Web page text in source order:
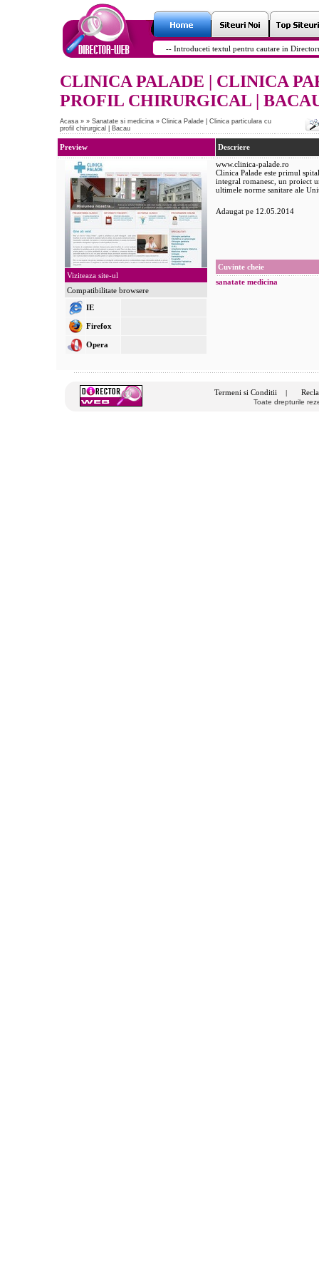
CLINICA PALADE | CLINICA
PROFIL CHIRURGICAL |
Acasa » » Sanatate si medicina » Clinica Palade | Clinica particulara cu
profil chirurgical | Bacau
Preview
Viziteaza site-ul
Compatibilitate browsere
IE
Firefox
Opera
Descriere
www.clinica-palade.ro
Clinica Palade este primul
integral romanesc, un proiect
ultimele norme sanitare ale
Adaugat pe 12.05.2014
Cuvinte cheie
sanatate medicina
Termeni si Conditii
Toate drepturile